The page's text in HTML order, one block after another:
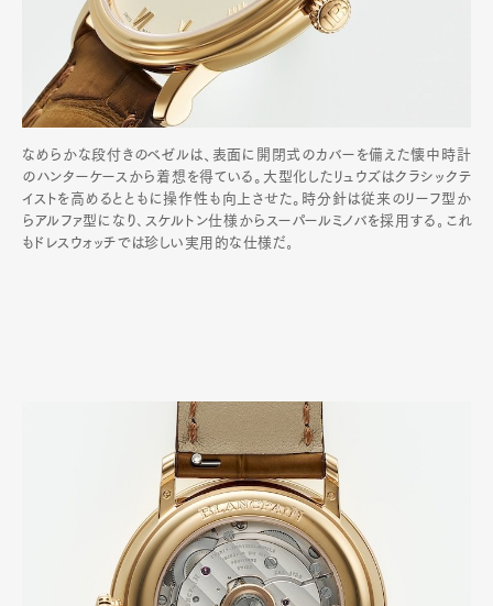
なめらかな段付きのベゼルは、表面に開閉式のカバーを備えた懐中時計
のハンターケースから着想を得ている。大型化したリュウズはクラシックテ
イストを高めるとともに操作性も向上させた。時分針は従来のリーフ型か
らアルファ型になり､スケルトン仕様からスーパールミノバを採用する｡これ
もドレスウォッチでは珍しい実用的な仕様だ｡